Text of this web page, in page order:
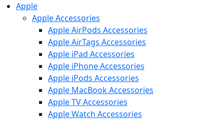
Apple
Apple Accessories
Apple AirPods Accessories
Apple AirTags Accessories
Apple iPad Accessories
Apple iPhone Accessories
Apple iPods Accessories
Apple MacBook Accessories
Apple TV Accessories
Apple Watch Accessories